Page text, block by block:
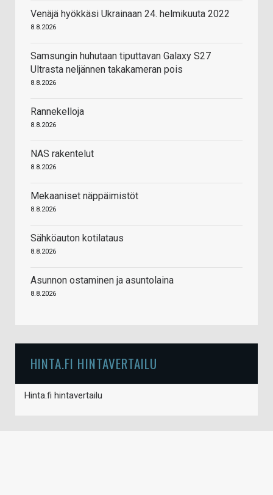
Venäjä hyökkäsi Ukrainaan 24. helmikuuta 2022
8.8.2026
Samsungin huhutaan tiputtavan Galaxy S27
Ultrasta neljännen takakameran pois
8.8.2026
Rannekelloja
8.8.2026
NAS rakentelut
8.8.2026
Mekaaniset näppäimistöt
8.8.2026
Sähköauton kotilataus
8.8.2026
Asunnon ostaminen ja asuntolaina
8.8.2026
HINTA.FI HINTAVERTAILU
Hinta.fi hintavertailu